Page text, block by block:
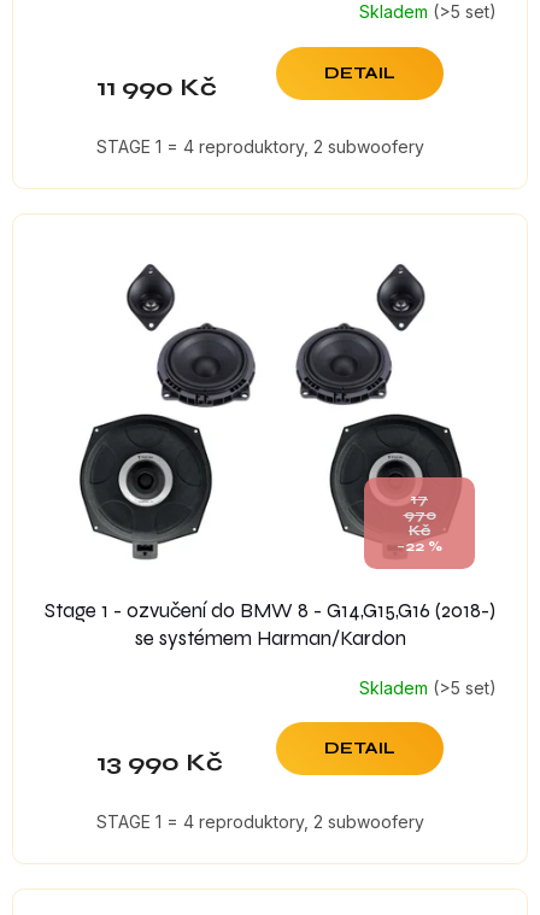
Skladem (>5 set)
11 990 Kč DETAIL
STAGE 1 = 4 reproduktory, 2 subwoofery
17
970
Kč
–22 %
Stage 1 - ozvučení do BMW 8 - G14,G15,G16 (2018-)
se systémem Harman/Kardon
Skladem (>5 set)
13 990 Kč DETAIL
STAGE 1 = 4 reproduktory, 2 subwoofery